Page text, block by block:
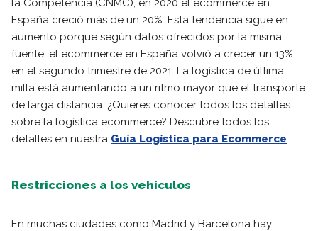
España creció más de un 20%. Esta tendencia sigue en
aumento porque según datos ofrecidos por la misma
fuente, el ecommerce en España volvió a crecer un 13%
en el segundo trimestre de 2021. La logística de última
milla está aumentando a un ritmo mayor que el transporte
de larga distancia. ¿Quieres conocer todos los detalles
sobre la logística ecommerce? Descubre todos los
detalles en nuestra Guía Logística para Ecommerce
Restricciones a los vehículos
En muchas ciudades como Madrid y Barcelona hay